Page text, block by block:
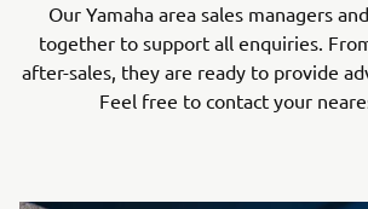
Our Yamaha area sales managers
together to support all enquiries.
after-sales, they are ready to provide
Feel free to contact your